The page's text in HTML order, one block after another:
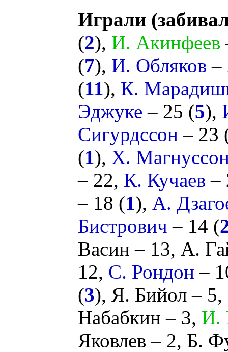
Играли
(2), И. Акинфеев
(7), И. Обляков –
(11), К.
Эджуке – 25 (5),
Сигурдссон – 23
(1), Х.
– 22, К. Кучаев –
– 18 (1), А.
Бистрович – 14 (
Васин – 13, А.
12, С. Рондон –
(3), Я. Бийол– 5,
Набабкин – 3, И.
Яковлев – 2, Б.